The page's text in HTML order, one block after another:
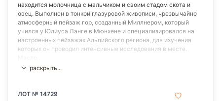
находится молочница с мальчиком и своим стадом скота и
овец. Выполнен в тонкой глазуровой живописи, чрезвычайно
атмосферный пейзаж гор, созданный Миллнером, который
учился у Юлиуса Ланге в Мюнхене и специализировался на
настроенных пейзажах Альпийского региона, для изучения
которых он проводил интенсивные исследования в месте.
раскрыть...
ЛОТ № 14729